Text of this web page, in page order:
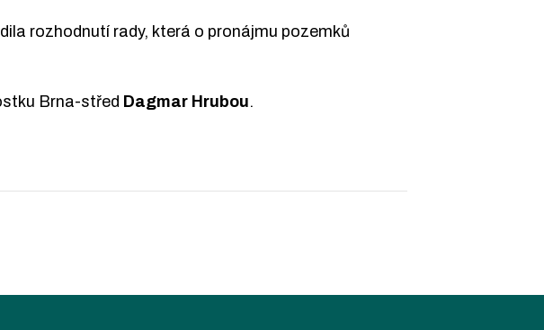
rozhodnutí rady, která o pronájmu pozemků
Brna-střed Dagmar Hrubou.